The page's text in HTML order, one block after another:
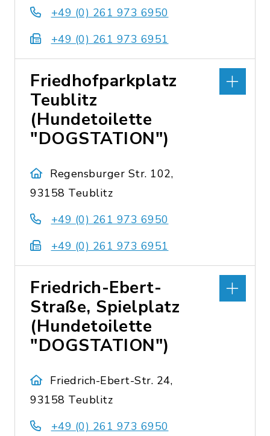
+49 (0) 261 973 6950
+49 (0) 261 973 6951
Friedhofparkplatz
Teublitz
(Hundetoilette
"DOGSTATION")
Regensburger Str. 102,
93158 Teublitz
+49 (0) 261 973 6950
+49 (0) 261 973 6951
Friedrich-Ebert-
Straße, Spielplatz
(Hundetoilette
"DOGSTATION")
Friedrich-Ebert-Str. 24,
93158 Teublitz
+49 (0) 261 973 6950